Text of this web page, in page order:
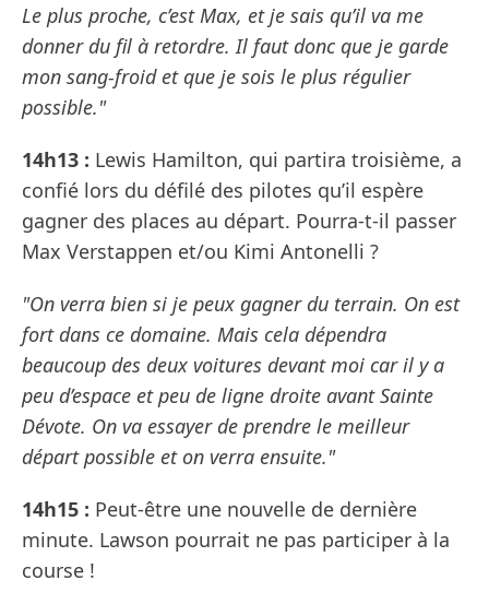
Le plus proche, c’est Max, et je sais qu’il va me
donner du fil à retordre. Il faut donc que je garde
mon sang-froid et que je sois le plus régulier
possible."
14h13 : Lewis Hamilton, qui partira troisième, a
confié lors du défilé des pilotes qu’il espère
gagner des places au départ. Pourra-t-il passer
Max Verstappen et/ou Kimi Antonelli ?
"On verra bien si je peux gagner du terrain. On est
fort dans ce domaine. Mais cela dépendra
beaucoup des deux voitures devant moi car il y a
peu d’espace et peu de ligne droite avant Sainte
Dévote. On va essayer de prendre le meilleur
départ possible et on verra ensuite."
14h15 : Peut-être une nouvelle de dernière
minute. Lawson pourrait ne pas participer à la
course !